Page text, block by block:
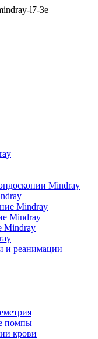
l7-3e
Mindray
Mindray
Mindray
Mindray
и реанимации
помпы
крови